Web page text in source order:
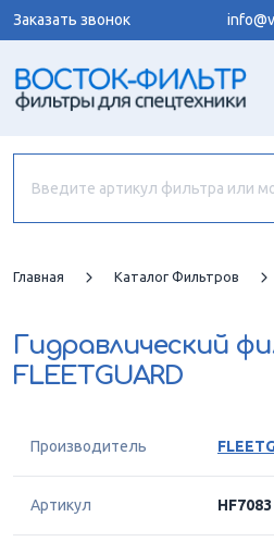
Заказать звонок
Главная Каталог Фильтров
Гидравлический
FLEETGUARD
Производитель
Артикул HF7083